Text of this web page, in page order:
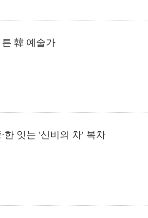
韓 예술가
한 잇는 '신비의 차' 복차